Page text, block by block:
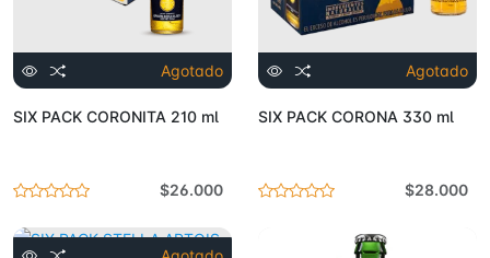
Agotado
SIX PACK CORONITA 210 ml
$26.000
Agotado
SIX PACK CORONA 330 ml
$28.000